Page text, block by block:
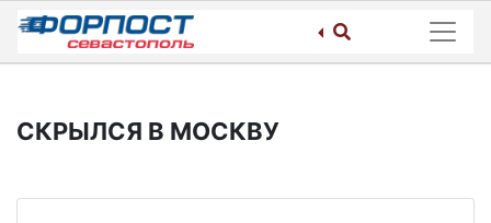
Skip
content
СКРЫЛСЯ В МОСКВУ